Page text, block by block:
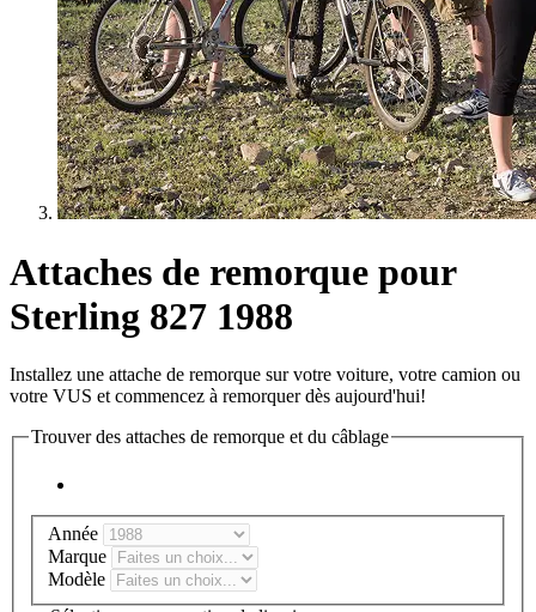
Attaches de remorque pour
Sterling 827 1988
Installez une attache de remorque sur votre voiture, votre camion ou
votre VUS et commencez à remorquer dès aujourd'hui!
Trouver des attaches de remorque et du câblage
Année
Marque
Modèle